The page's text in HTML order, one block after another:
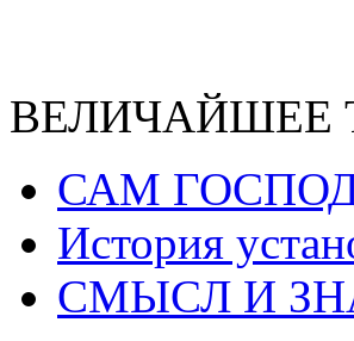
ВЕЛИЧАЙШЕЕ
САМ
История
СМЫСЛ И